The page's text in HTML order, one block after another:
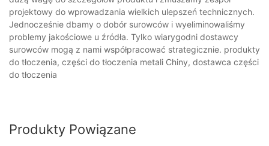
projektowy do wprowadzania wielkich ulepszeń technicznych.
Jednocześnie dbamy o dobór surowców i wyeliminowaliśmy
problemy jakościowe u źródła. Tylko wiarygodni dostawcy
surowców mogą z nami współpracować strategicznie. produkty
do tłoczenia, części do tłoczenia metali Chiny, dostawca części
do tłoczenia
Produkty Powiązane